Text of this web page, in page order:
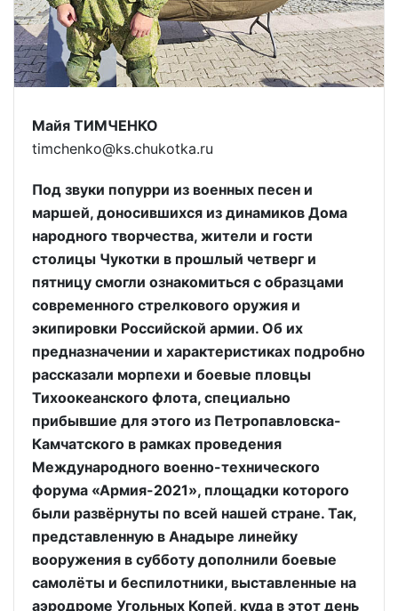
Майя ТИМЧЕНКО
timchenko@ks.chukotka.ru
Под звуки попурри из военных песен и
маршей, доносившихся из динамиков Дома
народного творчества, жители и гости
столицы Чукотки в прошлый четверг и
пятницу смогли ознакомиться с образцами
современного стрелкового оружия и
экипировки Российской армии. Об их
предназначении и характеристиках подробно
рассказали морпехи и боевые пловцы
Тихоокеанского флота, специально
прибывшие для этого из Петропавловска-
Камчатского в рамках проведения
Международного военно-технического
форума «Армия-2021», площадки которого
были развёрнуты по всей нашей стране. Так,
представленную в Анадыре линейку
вооружения в субботу дополнили боевые
самолёты и беспилотники, выставленные на
аэродроме Угольных Копей, куда в этот день